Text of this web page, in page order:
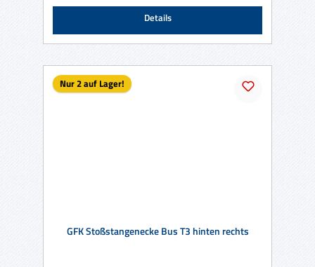
Details
Nur 2 auf Lager!
GFK Stoßstangenecke Bus T3 hinten rechts